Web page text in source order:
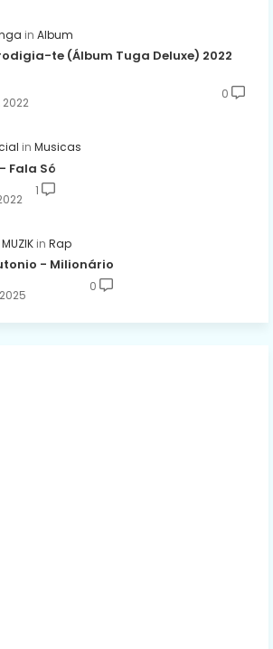
Album
te (Álbum Tuga Deluxe) 2022
2022
0
Musicas
Fala Só
1
Rap
- Milionário
0